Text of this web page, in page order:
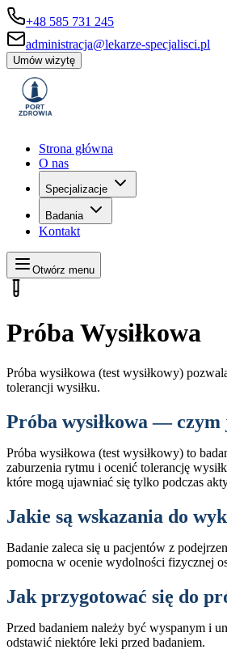
+48 585 731 245
administracja@lekarze-specjalisci.pl
Umów wizytę
Strona główna
O nas
Specjalizacje
Badania
Kontakt
Otwórz menu
Próba Wysiłkowa
Próba wysiłkowa (test wysiłkowy)
tolerancji wysiłku.
Próba wysiłkowa — czym
Próba wysiłkowa (test wysiłkowy) to
zaburzenia rytmu i ocenić tolerancję
które mogą ujawniać się tylko podczas
Jakie są wskazania do
Badanie zaleca się u pacjentów z
pomocna w ocenie wydolności fizycznej
Jak przygotować się do
Przed badaniem należy być wyspanym i
odstawić niektóre leki przed badaniem.